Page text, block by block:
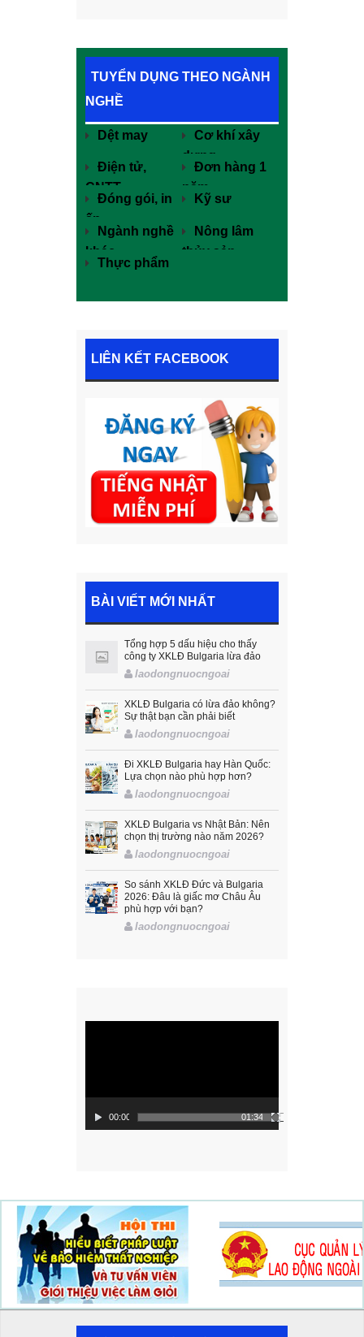
TUYỂN DỤNG THEO NGÀNH
NGHỀ
Dệt may
Cơ khí xây
dựng
Điện tử,
CNTT
Đơn hàng 1
năm
Đóng gói, in
ấn
Kỹ sư
Ngành nghề
khác
Nông lâm
thủy sản
Thực phẩm
LIÊN KẾT FACEBOOK
BÀI VIẾT MỚI NHẤT
Tổng hợp 5 dấu hiệu cho thấy
công ty XKLĐ Bulgaria lừa đảo
laodongnuocngoai
XKLĐ Bulgaria có lừa đảo không?
Sự thật bạn cần phải biết
laodongnuocngoai
Đi XKLĐ Bulgaria hay Hàn Quốc:
Lựa chọn nào phù hợp hơn?
laodongnuocngoai
XKLĐ Bulgaria vs Nhật Bản: Nên
chọn thị trường nào năm 2026?
laodongnuocngoai
So sánh XKLĐ Đức và Bulgaria
2026: Đâu là giấc mơ Châu Âu
phù hợp với bạn?
laodongnuocngoai
chơi
00:00 01:34